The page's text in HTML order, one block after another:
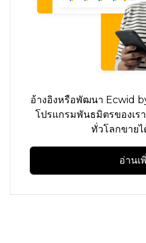
อ้างอิงหรือพัฒนา Ecwid
โปรแกรมพันธมิตรของเร
ทั่วโลกขาย
อ่านเ